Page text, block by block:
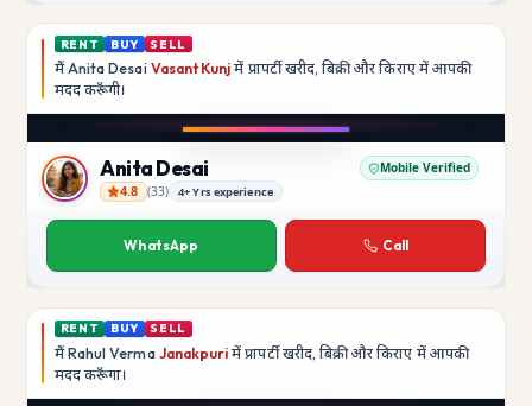
RENT BUY SELL
मैं Anita Desai Vasant Kunj में प्रापर्टी खरीद, बिक्री और किराए में आपकी
मददकरूँगी।
Anita Desai
Anita Desai Mobile Verified
4.8 (33) 4+ Yrs experience
WhatsApp Call
RENT BUY SELL
मैं Rahul Verma Janakpuri में प्रापर्टी खरीद, बिक्री और किराए में आपकी
मददकरूँगा।